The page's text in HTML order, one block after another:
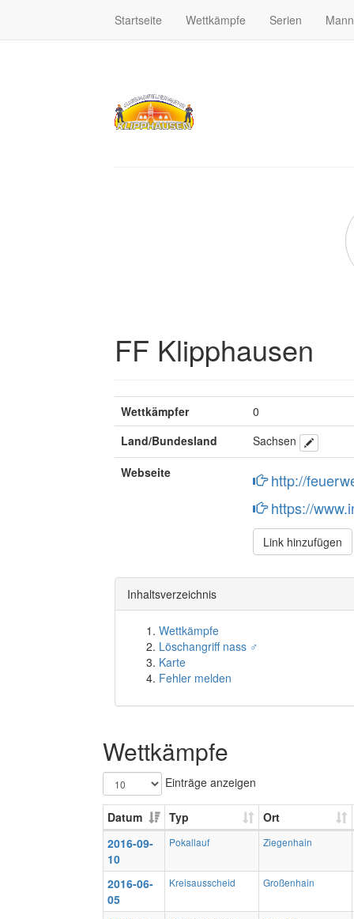
Startseite Wettkämpfe Serien
FF Klipphausen
Wettkämpfer
0
Land/Bundesland
Sachsen
Webseite
http://
https://
Link hinzufügen
Inhaltsverzeichnis
Wettkämpfe
Löschangriff nass ♂
Karte
Fehler melden
Wettkämpfe
Einträge anzeigen
Datum Typ
Ort
2016-09-
10
Pokallauf Ziegenhain
2016-06-
05
Kreisausscheid Großenhain